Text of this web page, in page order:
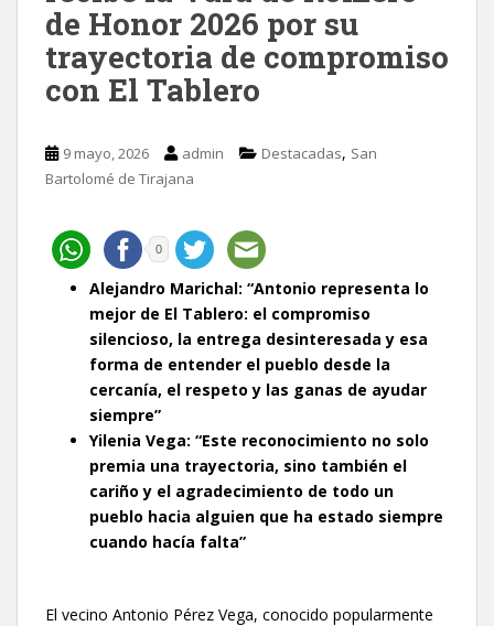
de Honor 2026 por su
trayectoria de compromiso
con El Tablero
9 mayo, 2026 admin Destacadas, San
Bartolomé de Tirajana
0
Alejandro Marichal: “Antonio representa lo
mejor de El Tablero: el compromiso
silencioso, la entrega desinteresada y esa
forma de entender el pueblo desde la
cercanía, el respeto y las ganas de ayudar
siempre”
Yilenia Vega: “Este reconocimiento no solo
premia una trayectoria, sino también el
cariño y el agradecimiento de todo un
pueblo hacia alguien que ha estado siempre
cuando hacía falta”
El vecino Antonio Pérez Vega, conocido popularmente